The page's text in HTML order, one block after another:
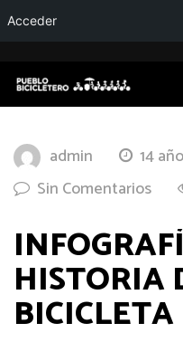
admin
14
Sin Comentarios
HISTORIA
BICICLETA
Acceder